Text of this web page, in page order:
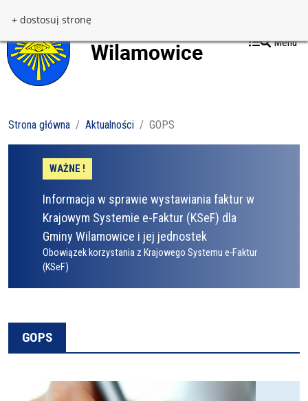
+ dostosuj stronę
Menu
Strona główna Aktualności GOPS
WAŻNE !
Informacja w sprawie wystawiania faktur w
Krajowym Systemie e-Faktur (KSeF) dla
Gminy Wilamowice i jej jednostek
Obowiązek korzystania z Krajowego Systemu e-Faktur
(KSeF)
GOPS